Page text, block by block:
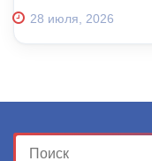
28 июля, 2026